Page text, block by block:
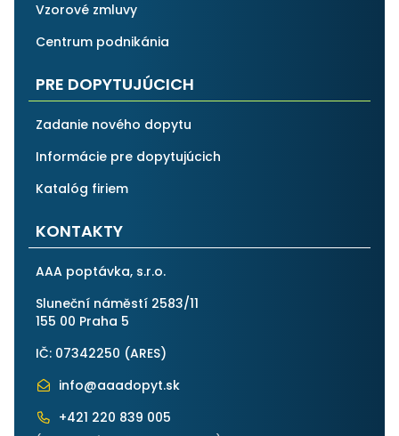
Vzorové zmluvy
Centrum podnikánia
PRE DOPYTUJÚCICH
Zadanie nového dopytu
Informácie pre dopytujúcich
Katalóg firiem
KONTAKTY
AAA poptávka, s.r.o.
Sluneční náměstí 2583/11
155 00 Praha 5
IČ: 07342250 (ARES)
info@aaadopyt.sk
+421 220 839 005